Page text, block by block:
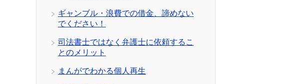
ギャンブル・浪費での借金、諦めない
でください！
司法書士ではなく弁護士に依頼するこ
とのメリット
まんがでわかる個人再生